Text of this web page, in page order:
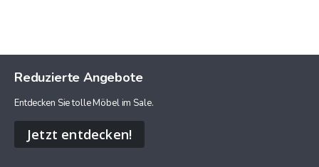
Reduzierte Angebote
Entdecken Sie tolle Möbel im Sale.
Jetzt entdecken!